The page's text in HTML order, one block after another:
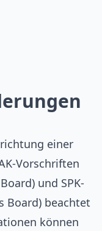
einer
Vorschriften
und SPK-
Board) beachtet
können